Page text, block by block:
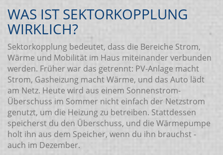
WAS IST SEKTORKOPPLUNG
WIRKLICH?
Sektorkopplung bedeutet, dass die Bereiche Strom,
Wärme und Mobilität im Haus miteinander verbunden
werden. Früher war das getrennt: PV-Anlage macht
Strom, Gasheizung macht Wärme, und das Auto lädt
am Netz. Heute wird aus einem Sonnenstrom-
Überschuss im Sommer nicht einfach der Netzstrom
genutzt, um die Heizung zu betreiben. Stattdessen
speicherst du den Überschuss, und die Wärmepumpe
holt ihn aus dem Speicher, wenn du ihn brauchst -
auch im Dezember.